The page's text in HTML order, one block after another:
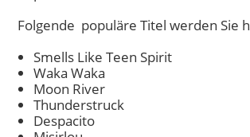
Folgende populäre Titel werden Sie
Smells Like Teen Spirit
Waka Waka
Moon River
Thunderstruck
Despacito